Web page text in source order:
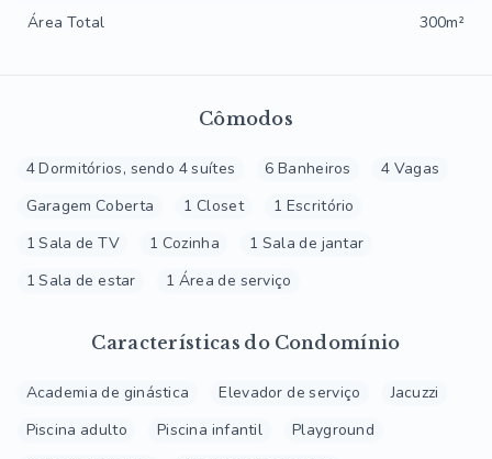
Cômodos
4 Dormitórios, sendo 4 suítes 6 Banheiros
4 Vagas
Garagem Coberta
1 Closet
1 Escritório
1 Sala de TV
1 Cozinha
1 Sala de jantar
1 Sala de estar
1 Área de serviço
Características do Condomínio
Academia de ginástica Elevador de serviço
Jacuzzi
Piscina adulto
Piscina infantil
Playground
Área Total
300m²